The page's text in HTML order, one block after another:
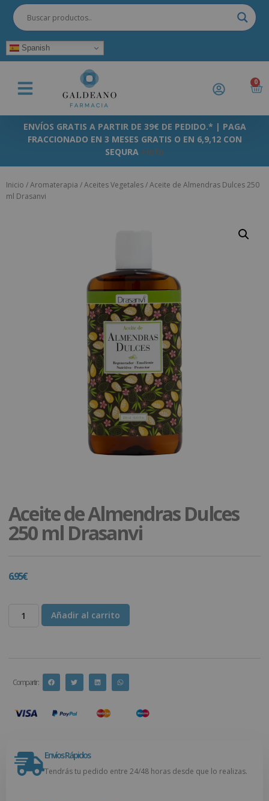
Spanish
0
ENVÍOS GRATIS A PARTIR DE 39€ DE PEDIDO.* | PAGA
FRACCIONADO EN 3 MESES GRATIS O EN 6,9,12 CON
SEQURA +info
Inicio /Aromaterapia /Aceites Vegetales/ Aceite de Almendras Dulces 250
ml Drasanvi
Aceite de Almendras Dulces
250 ml Drasanvi
6.95€
Añadir al carrito
Compartir :
Envíos Rápidos
Tendrás tu pedido entre 24/48 horas desde que lo realizas.